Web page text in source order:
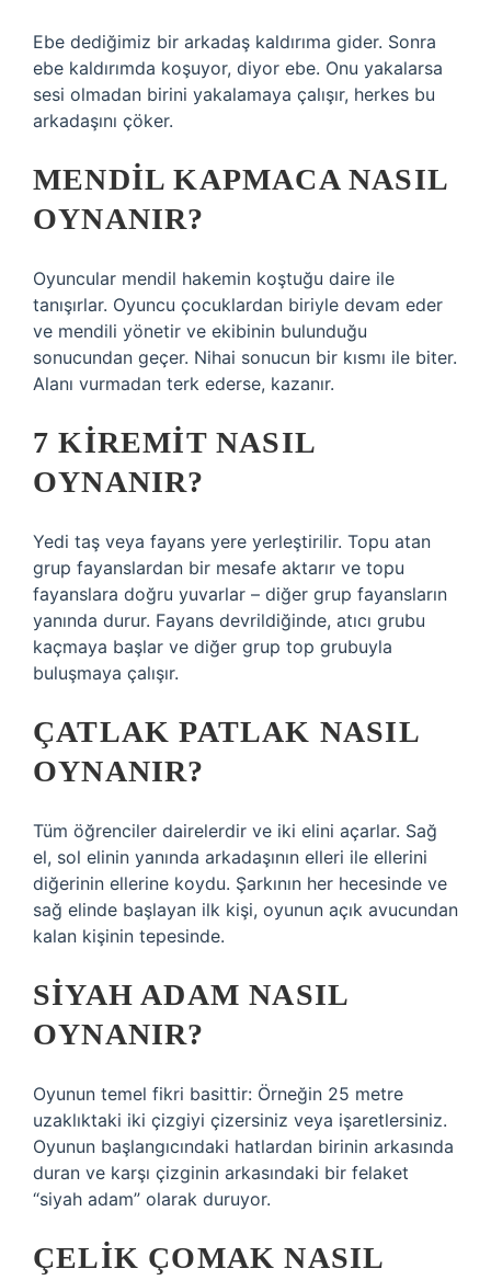
Ebe dediğimiz bir arkadaş kaldırıma gider. Sonra
ebe kaldırımda koşuyor, diyor ebe. Onu yakalarsa
sesi olmadan birini yakalamaya çalışır, herkes bu
arkadaşını çöker.
MENDIL KAPMACA NASIL
OYNANIR?
Oyuncular mendil hakemin koştuğu daire ile
tanışırlar. Oyuncu çocuklardan biriyle devam eder
ve mendili yönetir ve ekibinin bulunduğu
sonucundan geçer. Nihai sonucun bir kısmı ile biter.
Alanı vurmadan terk ederse, kazanır.
7 KIREMIT NASIL
OYNANIR?
Yedi taş veya fayans yere yerleştirilir. Topu atan
grup fayanslardan bir mesafe aktarır ve topu
fayanslara doğru yuvarlar – diğer grup fayansların
yanında durur. Fayans devrildiğinde, atıcı grubu
kaçmaya başlar ve diğer grup top grubuyla
buluşmaya çalışır.
ÇATLAK PATLAK NASIL
OYNANIR?
Tüm öğrenciler dairelerdir ve iki elini açarlar. Sağ
el, sol elinin yanında arkadaşının elleri ile ellerini
diğerinin ellerine koydu. Şarkının her hecesinde ve
sağ elinde başlayan ilk kişi, oyunun açık avucundan
kalan kişinin tepesinde.
SIYAH ADAM NASIL
OYNANIR?
Oyunun temel fikri basittir: Örneğin 25 metre
uzaklıktaki iki çizgiyi çizersiniz veya işaretlersiniz.
Oyunun başlangıcındaki hatlardan birinin arkasında
duran ve karşı çizginin arkasındaki bir felaket
“siyah adam” olarak duruyor.
ÇELIK ÇOMAK NASIL